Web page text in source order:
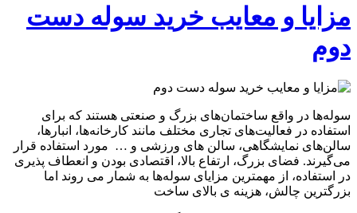
مزایا و معایب خرید سوله دست
دوم
سوله‌ها در واقع ساختمان‌های بزرگ و صنعتی هستند که برای
استفاده در فعالیت‌های تجاری مختلف مانند کارخانه‌ها، انبارها،
سالن‌های نمایشگاهی، سالن های ورزشی و … مورد استفاده قرار
می‌گیرند. فضای بزرگ، ارتفاع بالا، اقتصادی بودن و انعطاف پذیری
در استفاده، از مهمترین مزایای سوله‌ها به شمار می روند اما
بزرگترین چالش، هزینه ی بالای ساخت